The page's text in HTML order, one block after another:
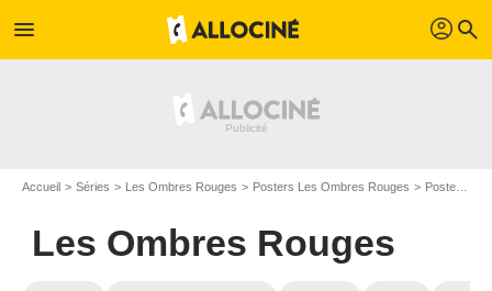
menu profil search
Accueil Séries Les Ombres Rouges Posters Les Ombres Rouges Posters Les Ombres Rouges S01
Les Ombres Rouges